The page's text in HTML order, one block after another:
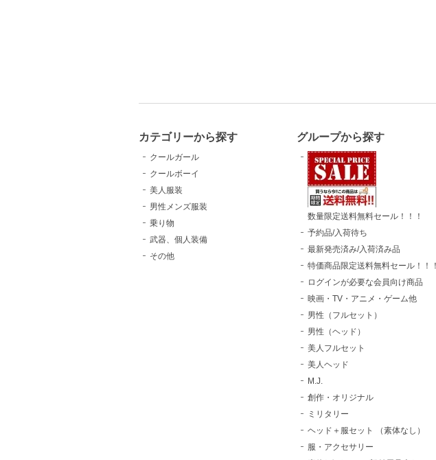
カテゴリーから探す
クールガール
クールボーイ
美人服装
男性メンズ服装
乗り物
武器、個人装備
その他
グループから探す
数量限定送料無料セール！！！
予約品/入荷待ち
最新発売済み/入荷済み品
特価商品限定送料無料セール！！！
ログインが必要な会員向け商品
映画・TV・アニメ・ゲーム他
男性（フルセット）
男性（ヘッド）
美人フルセット
美人ヘッド
M.J.
創作・オリジナル
ミリタリー
ヘッド＋服セット （素体なし）
服・アクセサリー